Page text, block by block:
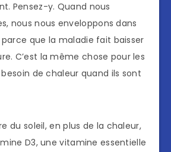
Pensez-y. Quand nous
nous nous enveloppons dans
que la maladie fait baisser
C’est la même chose pour les
de chaleur quand ils sont
du soleil, en plus de la chaleur,
D3, une vitamine essentielle